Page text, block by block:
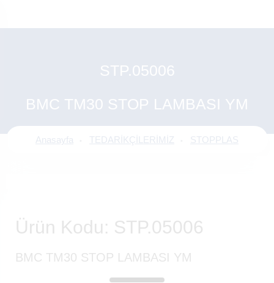
STP.05006
BMC TM30 STOP LAMBASI YM
Anasayfa TEDARİKÇİLERİMİZ STOPPLAS
Ürün Kodu: STP.05006
BMC TM30 STOP LAMBASI YM